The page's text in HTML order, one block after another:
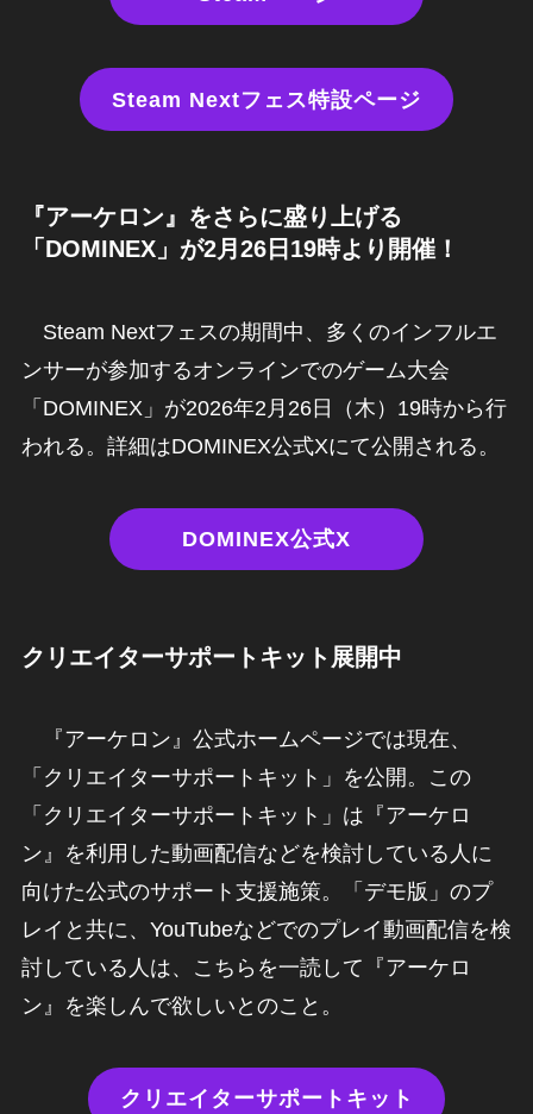
Steam Nextフェス特設ページ
『アーケロン』をさらに盛り上げる
「DOMINEX」が2月26日19時より開催！
Steam Nextフェスの期間中、多くのインフルエ
ンサーが参加するオンラインでのゲーム大会
「DOMINEX」が2026年2月26日（木）19時から行
われる。詳細はDOMINEX公式Xにて公開される。
DOMINEX公式X
クリエイターサポートキット展開中
『アーケロン』公式ホームページでは現在、
「クリエイターサポートキット」を公開。この
「クリエイターサポートキット」は『アーケロ
ン』を利用した動画配信などを検討している人に
向けた公式のサポート支援施策。「デモ版」のプ
レイと共に、YouTubeなどでのプレイ動画配信を検
討している人は、こちらを一読して『アーケロ
ン』を楽しんで欲しいとのこと。
クリエイターサポートキット